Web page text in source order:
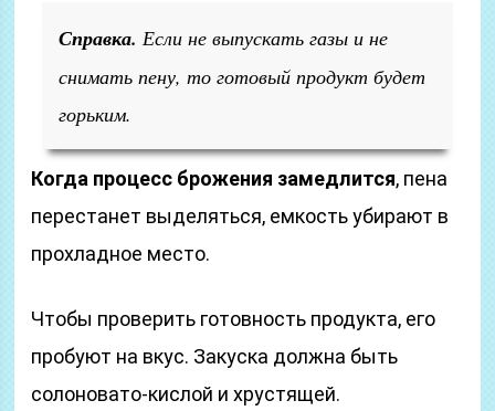
Справка. Если не выпускать газы и не
снимать пену, то готовый продукт будет
горьким.
Когда процесс брожения замедлится, пена
перестанет выделяться, емкость убирают в
прохладное место.
Чтобы проверить готовность продукта, его
пробуют на вкус. Закуска должна быть
солоновато-кислой и хрустящей.